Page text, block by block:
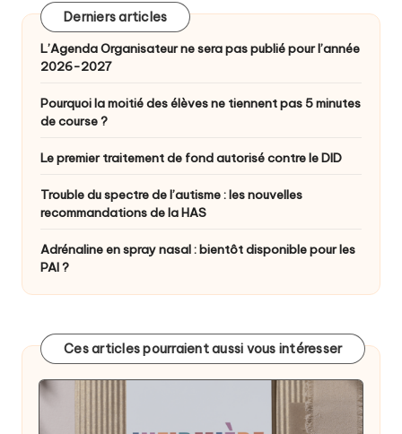
Derniers articles
L’Agenda Organisateur ne sera pas publié pour l’année
2026-2027
Pourquoi la moitié des élèves ne tiennent pas 5 minutes
de course ?
Le premier traitement de fond autorisé contre le DID
Trouble du spectre de l’autisme : les nouvelles
recommandations de la HAS
Adrénaline en spray nasal : bientôt disponible pour les
PAI ?
Ces articles pourraient aussi vous intéresser